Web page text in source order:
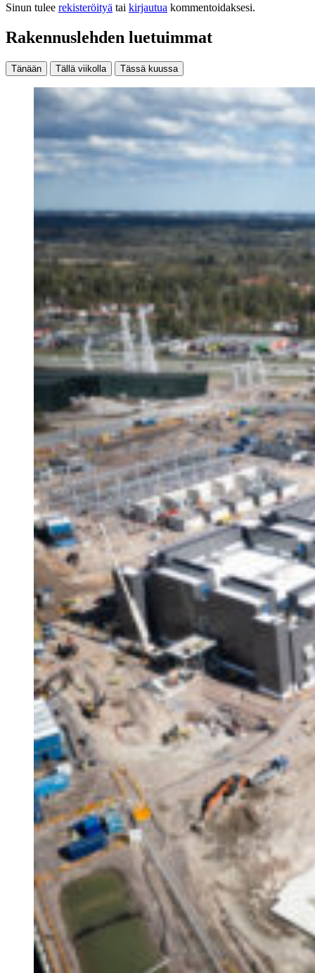
Sinun tulee rekisteröityä tai kirjautua kommentoidaksesi.
Rakennuslehden luetuimmat
Tänään Tällä viikolla Tässä kuussa